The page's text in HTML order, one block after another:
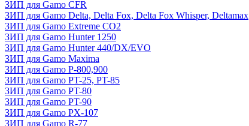
ЗИП для Gamo CFR
ЗИП для Gamo Delta, Delta Fox, Delta Fox Whisper, Deltamax
ЗИП для Gamo Extreme CO2
ЗИП для Gamo Hunter 1250
ЗИП для Gamo Hunter 440/DX/EVO
ЗИП для Gamo Maxima
ЗИП для Gamo P-800,900
ЗИП для Gamo PT-25, PT-85
ЗИП для Gamo PT-80
ЗИП для Gamo PT-90
ЗИП для Gamo PX-107
ЗИП для Gamo R-77